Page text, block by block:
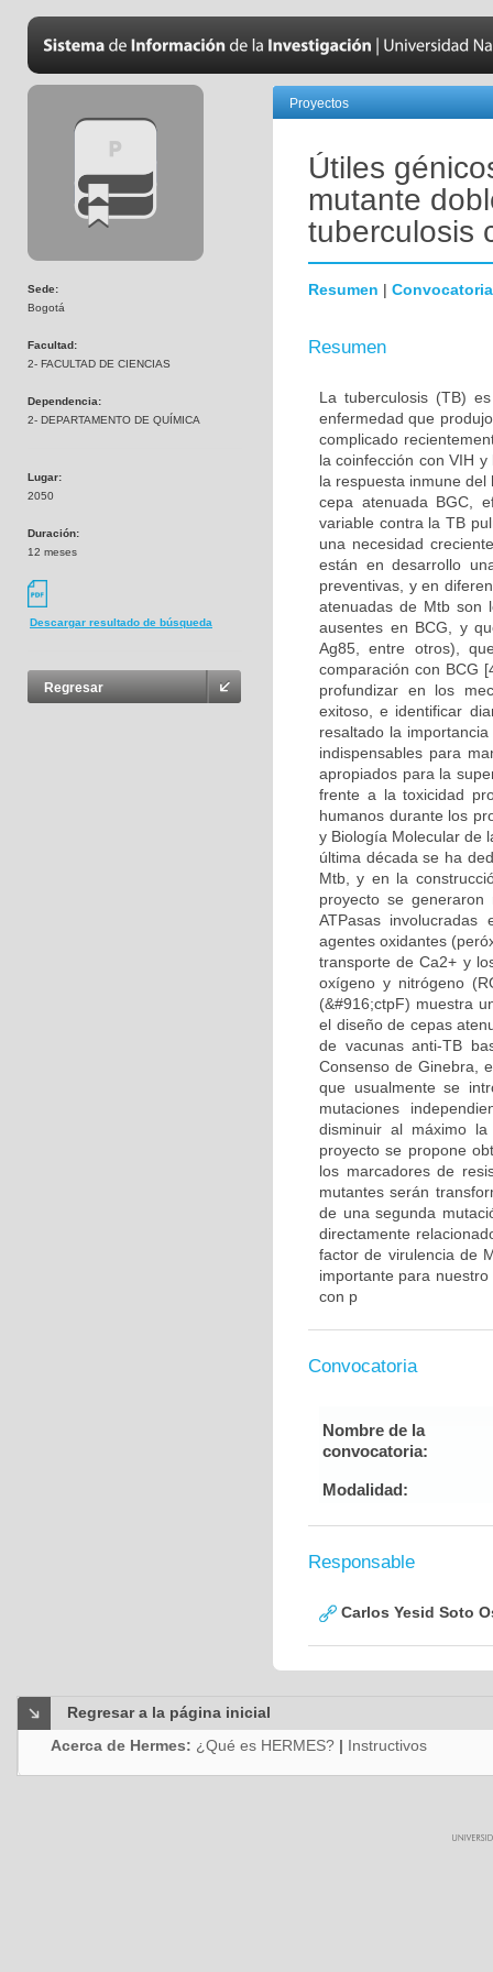
Sede:
Bogotá
Facultad:
2- FACULTAD DE CIENCIAS
Dependencia:
2- DEPARTAMENTO DE QUÍMICA
Lugar:
2050
Duración:
12 meses
Descargar resultado de búsqueda
Regresar
Proyectos
Útiles
mutante
tuberculosis
Resumen | Convocatoria
Resumen
La tuberculosis (TB)
enfermedad que
complicado
la coinfección con VIH
la respuesta inmune
cepa atenuada BGC,
variable contra la TB
una necesidad
están en desarrollo
preventivas, y en
atenuadas de Mtb son
ausentes en BCG, y
Ag85, entre otros),
comparación con BCG
profundizar en los
exitoso, e identificar
resaltado la
indispensables para
apropiados para la
frente a la toxicidad
humanos durante los
y Biología Molecular de
última década se ha
Mtb, y en la
proyecto se
ATPasas
agentes oxidantes
transporte de Ca2+ y
oxígeno y nitrógeno
(&#916;ctpF) muestra
el diseño de cepas
de vacunas anti-TB
Consenso de Ginebra,
que usualmente se
mutaciones
disminuir al máximo
proyecto se propone
los marcadores de
mutantes serán
de una segunda
directamente
factor de virulencia de
importante para
con p
Convocatoria
Nombre de la
convocatoria:
Modalidad:
Responsable
Carlos Yesid Soto
Regresar a la página inicial
Acerca de Hermes: ¿Qué es HERMES? | Instructivos